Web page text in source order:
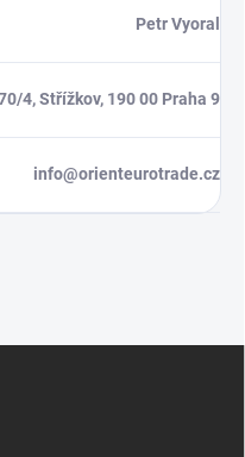
Petr Vyoral
4, Střížkov, 190 00 Praha 9
info@orienteurotrade.cz